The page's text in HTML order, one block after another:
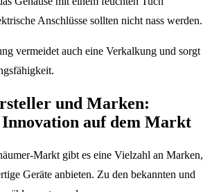
Anschlüsse sollten nicht nass werden.
vermeidet auch eine Verkalkung und sorgt
und Marken:
auf dem Markt
Markt gibt es eine Vielzahl an Marken,
Geräte anbieten. Zu den bekannten und